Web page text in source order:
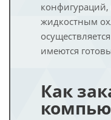
жидкостным
имеются
Как